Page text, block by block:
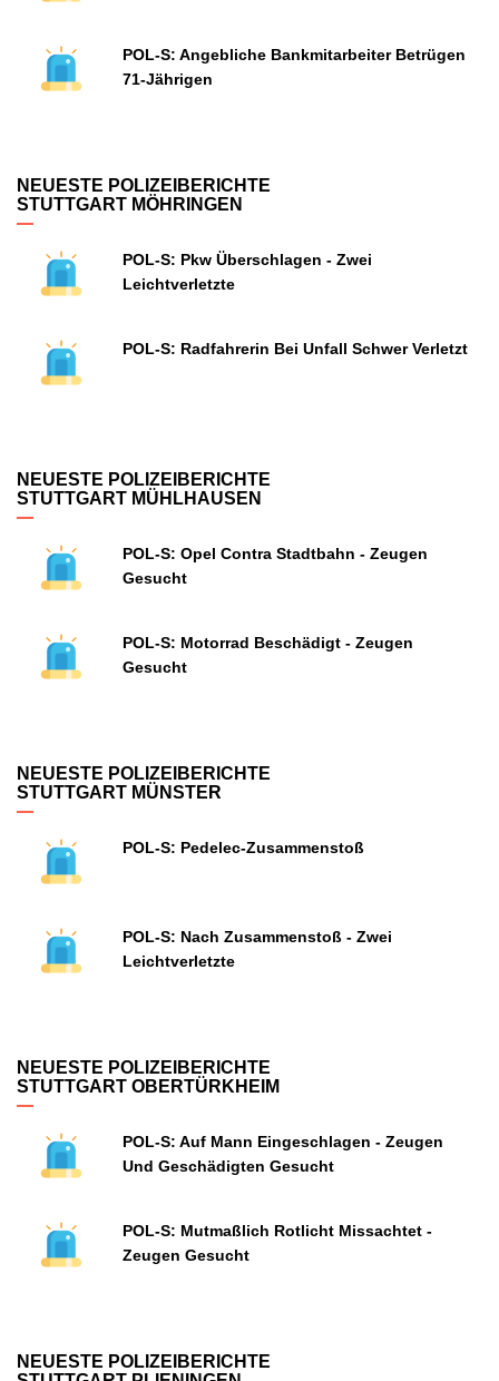
POL-S: Angebliche Bankmitarbeiter Betrügen
71-Jährigen
NEUESTE POLIZEIBERICHTE
STUTTGART MÖHRINGEN
POL-S: Pkw Überschlagen - Zwei
Leichtverletzte
POL-S: Radfahrerin Bei Unfall Schwer Verletzt
NEUESTE POLIZEIBERICHTE
STUTTGART MÜHLHAUSEN
POL-S: Opel Contra Stadtbahn - Zeugen
Gesucht
POL-S: Motorrad Beschädigt - Zeugen
Gesucht
NEUESTE POLIZEIBERICHTE
STUTTGART MÜNSTER
POL-S: Pedelec-Zusammenstoß
POL-S: Nach Zusammenstoß - Zwei
Leichtverletzte
NEUESTE POLIZEIBERICHTE
STUTTGART OBERTÜRKHEIM
POL-S: Auf Mann Eingeschlagen - Zeugen
Und Geschädigten Gesucht
POL-S: Mutmaßlich Rotlicht Missachtet -
Zeugen Gesucht
NEUESTE POLIZEIBERICHTE